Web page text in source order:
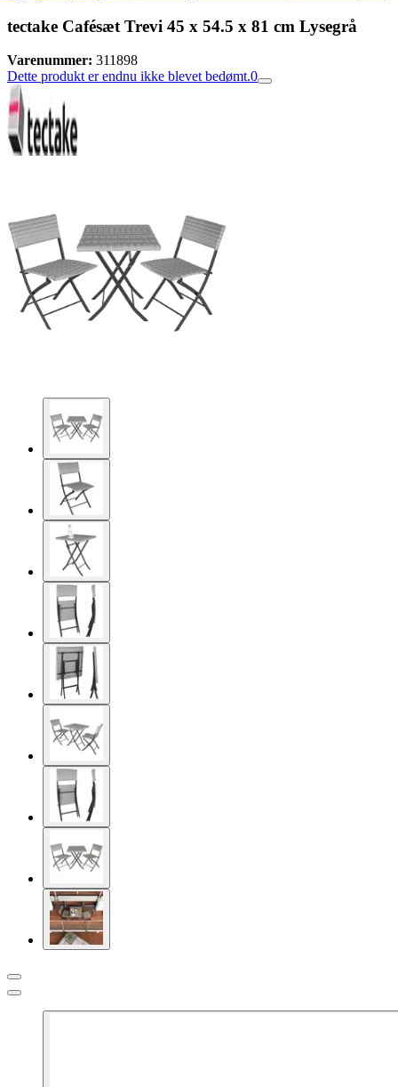
tectake Cafésæt Trevi 45 x 54.5 x 81 cm Lysegrå
Varenummer: 311898
Dette produkt er endnu ikke blevet bedømt.0